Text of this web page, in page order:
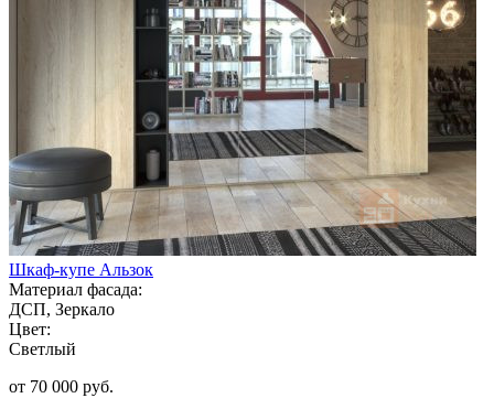
Шкаф-купе Альзок
Материал фасада:
ДСП, Зеркало
Цвет:
Светлый
от 70 000 руб.